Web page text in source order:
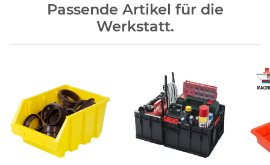
Passende Artikel für die
Werkstatt.